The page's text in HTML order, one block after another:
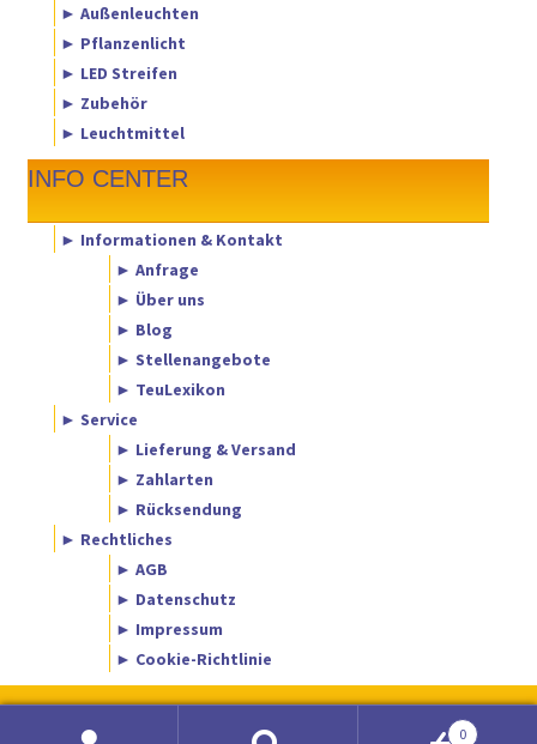
► Außenleuchten
► Pflanzenlicht
► LED Streifen
► Zubehör
► Leuchtmittel
INFO CENTER
► Informationen & Kontakt
► Anfrage
► Über uns
► Blog
► Stellenangebote
► TeuLexikon
► Service
► Lieferung & Versand
► Zahlarten
► Rücksendung
► Rechtliches
► AGB
► Datenschutz
► Impressum
► Cookie-Richtlinie
0